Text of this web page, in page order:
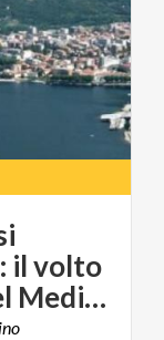
il volto
umano e spirituale del Medioevo"